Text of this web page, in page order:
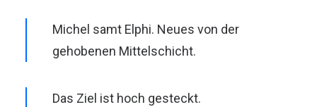
Michel samt Elphi. Neues von der
gehobenen Mittelschicht.
Das Ziel ist hoch gesteckt.